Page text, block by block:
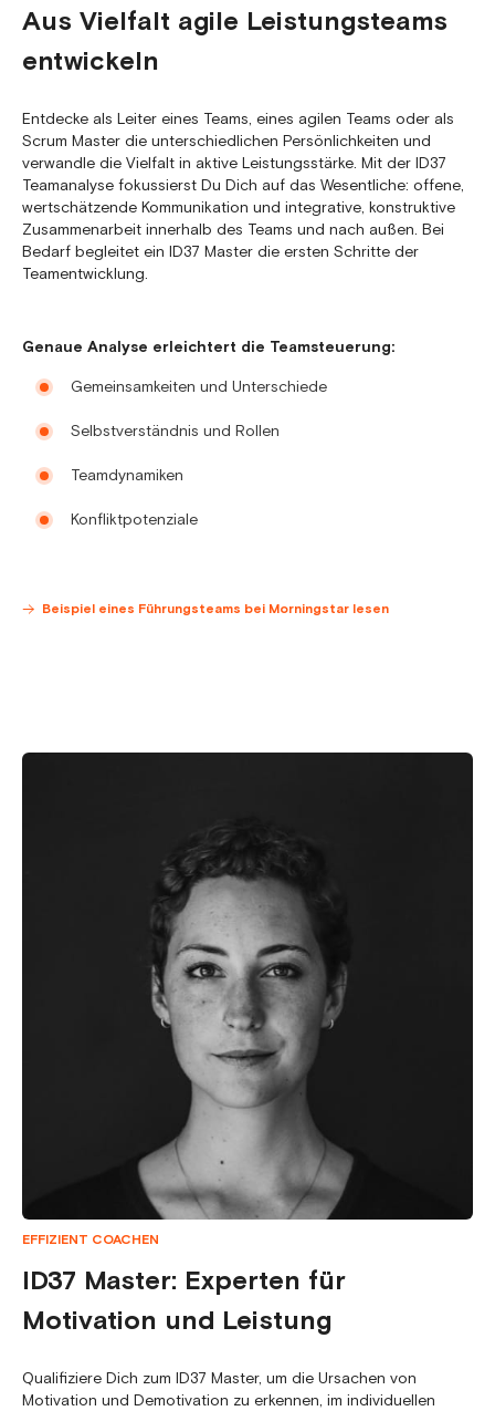
Aus Vielfalt agile Leistungsteams
entwickeln
Entdecke als Leiter eines Teams, eines agilen Teams oder als
Scrum Master die unterschiedlichen Persönlichkeiten und
verwandle die Vielfalt in aktive Leistungsstärke. Mit der ID37
Teamanalyse fokussierst Du Dich auf das Wesentliche: offene,
wertschätzende Kommunikation und integrative, konstruktive
Zusammenarbeit innerhalb des Teams und nach außen. Bei
Bedarf begleitet ein ID37 Master die ersten Schritte der
Teamentwicklung.
Genaue Analyse erleichtert die Teamsteuerung:
Gemeinsamkeiten und Unterschiede
Selbstverständnis und Rollen
Teamdynamiken
Konfliktpotenziale
Beispiel eines Führungsteams bei Morningstar lesen
EFFIZIENT COACHEN
ID37 Master: Experten für
Motivation und Leistung
Qualifiziere Dich zum ID37 Master, um die Ursachen von
Motivation und Demotivation zu erkennen, im individuellen